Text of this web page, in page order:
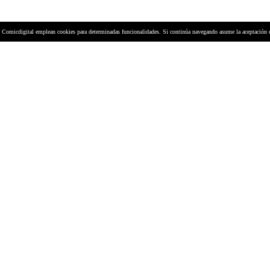
emplean cookies para determinadas funcionalidades. Si continúa navegando asume la aceptación